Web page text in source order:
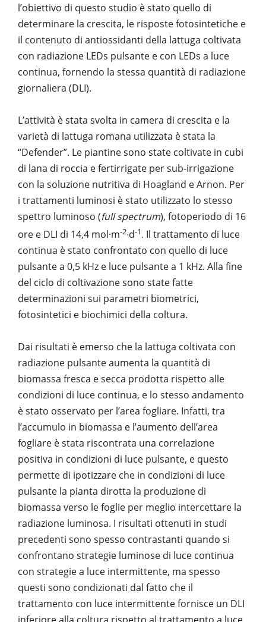
l’obiettivo di questo studio è stato quello di
determinare la crescita, le risposte fotosintetiche e
il contenuto di antiossidanti della lattuga coltivata
con radiazione LEDs pulsante e con LEDs a luce
continua, fornendo la stessa quantità di radiazione
giornaliera (DLI).
L’attività è stata svolta in camera di crescita e la
varietà di lattuga romana utilizzata è stata la
“Defender”. Le piantine sono state coltivate in cubi
di lana di roccia e fertirrigate per sub-irrigazione
con la soluzione nutritiva di Hoagland e Arnon. Per
i trattamenti luminosi è stato utilizzato lo stesso
spettro luminoso (full spectrum), fotoperiodo di 16
ore e DLI di 14,4 mol·m-2∙d-1. Il trattamento di luce
continua è stato confrontato con quello di luce
pulsante a 0,5 kHz e luce pulsante a 1 kHz. Alla fine
del ciclo di coltivazione sono state fatte
determinazioni sui parametri biometrici,
fotosintetici e biochimici della coltura.
Dai risultati è emerso che la lattuga coltivata con
radiazione pulsante aumenta la quantità di
biomassa fresca e secca prodotta rispetto alle
condizioni di luce continua, e lo stesso andamento
è stato osservato per l’area fogliare. Infatti, tra
l’accumulo in biomassa e l’aumento dell’area
fogliare è stata riscontrata una correlazione
positiva in condizioni di luce pulsante, e questo
permette di ipotizzare che in condizioni di luce
pulsante la pianta dirotta la produzione di
biomassa verso le foglie per meglio intercettare la
radiazione luminosa. I risultati ottenuti in studi
precedenti sono spesso contrastanti quando si
confrontano strategie luminose di luce continua
con strategie a luce intermittente, ma spesso
questi sono condizionati dal fatto che il
trattamento con luce intermittente fornisce un DLI